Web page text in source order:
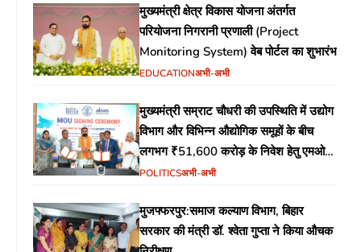
मुख्यमंत्री क्षेत्र विकास योजना अंतर्गत
परियोजना निगरानी प्रणाली (Project
Monitoring System) वेब पोर्टल का शुभारंभ
EDUCATIONअभी-अभी
मुख्यमंत्री सम्राट चौधरी की उपस्थिति में उद्योग
विभाग और विभिन्न औद्योगिक समूहों के बीच
लगभग ₹51,600 करोड़ के निवेश हेतु एमओयू
(MoU) पर हस्ताक्षर
POLITICSअभी-अभी
मुजफ्फरपुर:समाज कल्याण विभाग, बिहार
सरकार की मंत्री डॉ. श्वेता गुप्ता ने किया औचक